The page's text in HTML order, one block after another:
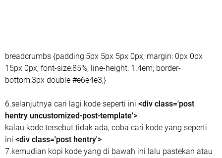
breadcrumbs {padding:5px 5px 5px 0px; margin: 0px 0px
15px 0px; font-size:85%; line-height: 1.4em; border-
bottom:3px double #e6e4e3;}
6.selanjutnya cari lagi kode seperti ini <div class='post
hentry uncustomized-post-template'>
kalau kode tersebut tidak ada, coba cari kode yang seperti
ini <div class='post hentry'>
7.kemudian kopi kode yang di bawah ini lalu pastekan atau